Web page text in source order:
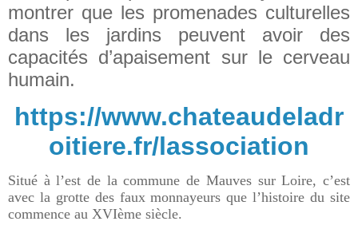
montrer que les promenades culturelles
dans les jardins peuvent avoir des
capacités d’apaisement sur le cerveau
humain.
https://www.chateaudeladr
oitiere.fr/lassociation
Situé à l’est de la commune de Mauves sur Loire, c’est
avec la grotte des faux monnayeurs que l’histoire du site
commence au XVIème siècle.